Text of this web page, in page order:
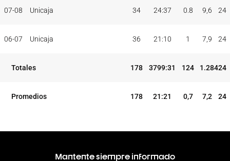
07-08 Unicaja 34 24:37 0.8 9,6 24
06-07 Unicaja 36 21:10 1 7,9 24
Totales 178 3799:31 124 1.28424
Promedios 178 21:21 0,7 7,2 24
Mantente siempre informado